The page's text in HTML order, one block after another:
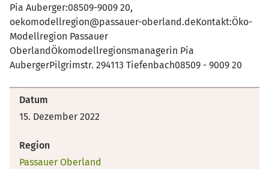
Pia Auberger:08509-9009 20,
oekomodellregion@passauer-oberland.deKontakt:Öko-
Modellregion Passauer
OberlandÖkomodellregionsmanagerin Pia
AubergerPilgrimstr. 294113 Tiefenbach08509 - 9009 20
Datum
15. Dezember 2022
Region
Passauer Oberland